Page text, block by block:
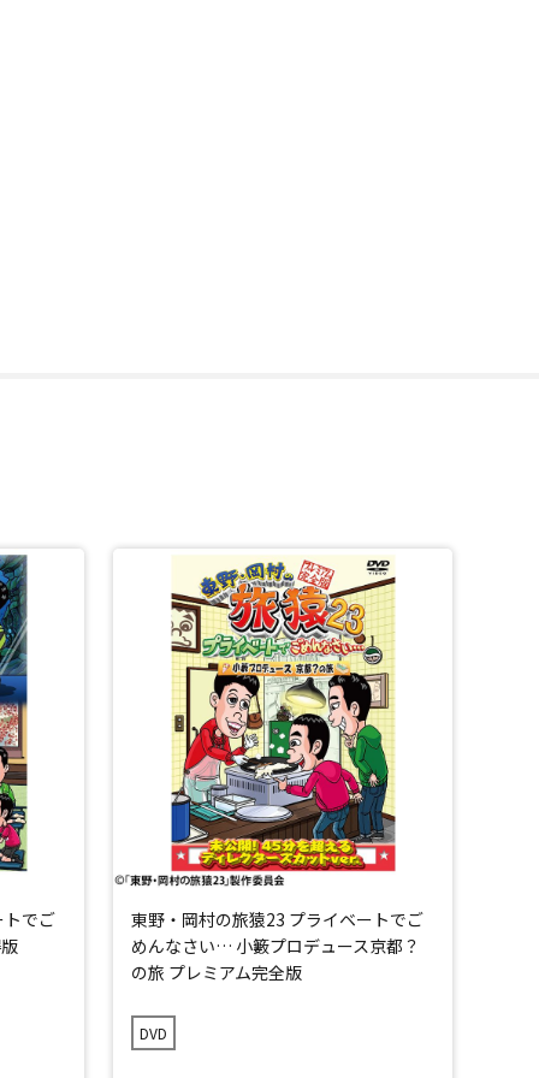
トでご
東野・岡村の旅猿23 プライベートでご
めんなさい… 小籔プロデュース京都？
の旅 プレミアム完全版
DVD